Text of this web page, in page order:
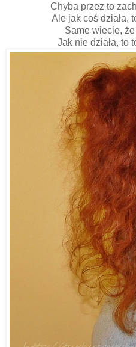
Chyba przez to
Ale jak coś działa,
Same wiecie,
Jak nie działa, to